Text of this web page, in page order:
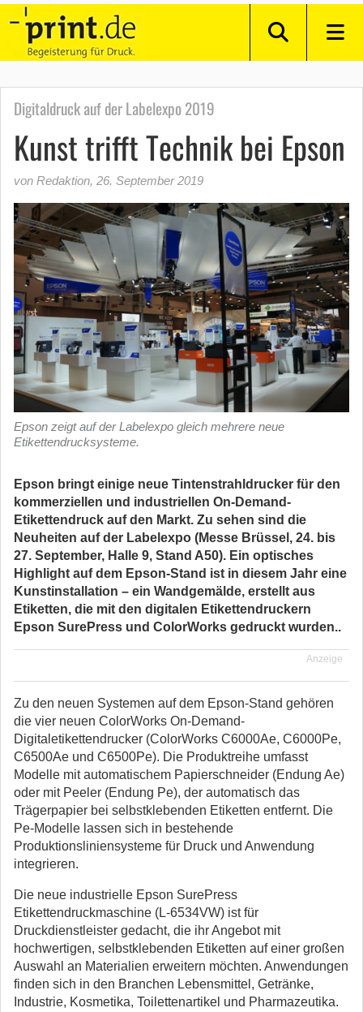
Digitaldruck auf der Labelexpo 2019
Kunst trifft Technik bei Epson
von Redaktion, 26. September 2019
Epson zeigt auf der Labelexpo gleich mehrere neue
Etikettendrucksysteme.
Epson bringt einige neue Tintenstrahldrucker für den
kommerziellen und industriellen On-Demand-
Etikettendruck auf den Markt. Zu sehen sind die
Neuheiten auf der Labelexpo (Messe Brüssel, 24. bis
27. September, Halle 9, Stand A50). Ein optisches
Highlight auf dem Epson-Stand ist in diesem Jahr eine
Kunstinstallation – ein Wandgemälde, erstellt aus
Etiketten, die mit den digitalen Etikettendruckern
Epson SurePress und ColorWorks gedruckt wurden..
Anzeige
Zu den neuen Systemen auf dem Epson-Stand gehören
die vier neuen ColorWorks On-Demand-
Digitaletikettendrucker (ColorWorks C6000Ae, C6000Pe,
C6500Ae und C6500Pe). Die Produktreihe umfasst
Modelle mit automatischem Papierschneider (Endung Ae)
oder mit Peeler (Endung Pe), der automatisch das
Trägerpapier bei selbstklebenden Etiketten entfernt. Die
Pe-Modelle lassen sich in bestehende
Produktionsliniensysteme für Druck und Anwendung
integrieren.
Die neue industrielle Epson SurePress
Etikettendruckmaschine (L-6534VW) ist für
Druckdienstleister gedacht, die ihr Angebot mit
hochwertigen, selbstklebenden Etiketten auf einer großen
Auswahl an Materialien erweitern möchten. Anwendungen
finden sich in den Branchen Lebensmittel, Getränke,
Industrie, Kosmetika, Toilettenartikel und Pharmazeutika.